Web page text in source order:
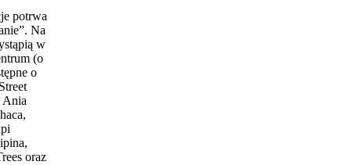
potrwa
Na
w
(o
o
Ania
oraz